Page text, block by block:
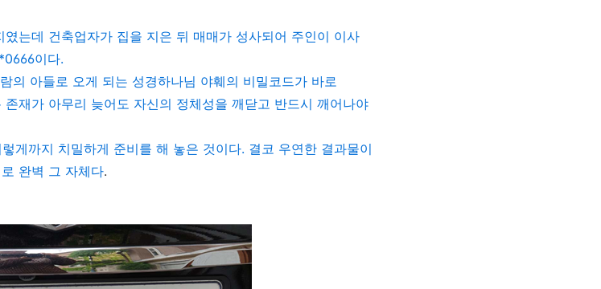
였는데 건축업자가 집을 지은 뒤 매매가 성사되어 주인이 이사
이다.
의 아들로 오게 되는 성경하나님 야훼의 비밀코드가 바로
존재가 아무리 늦어도 자신의 정체성을 깨닫고 반드시 깨어나야
게까지 치밀하게 준비를 해 놓은 것이다. 결코 우연한 결과물이
완벽 그 자체다.